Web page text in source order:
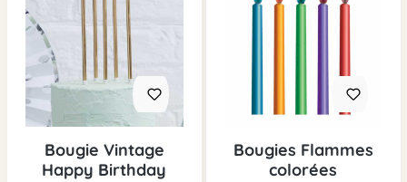
Bougie Vintage
Happy Birthday
Bougies Flammes
colorées